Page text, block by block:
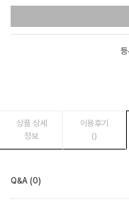
상품 상세
정보
이용후기
()
Q&A (0)